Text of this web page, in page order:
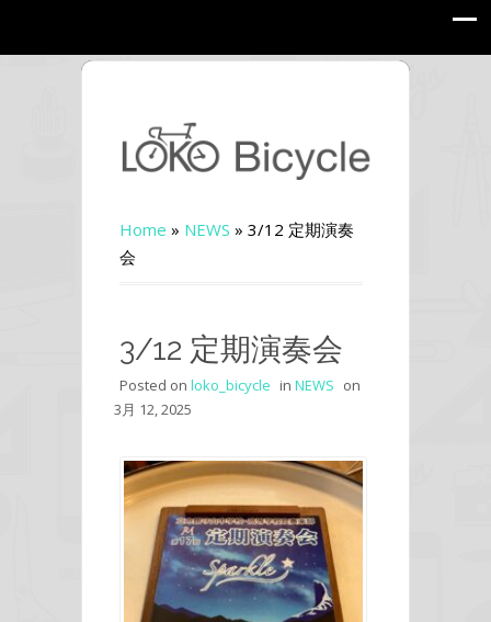
Home » NEWS » 3/12 定期演奏
会
3/12 定期演奏会
Posted on loko_bicycle in NEWS on
3月 12, 2025